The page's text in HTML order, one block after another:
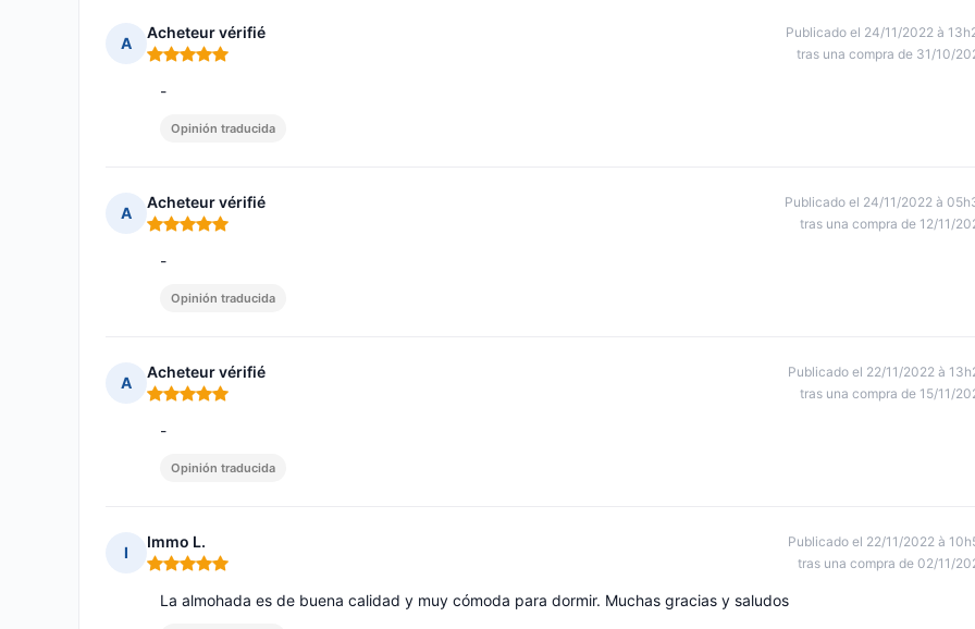
A
Acheteur vérifié
Nota: 5 de 5
Publicado el 24/11/2022 à
tras una compra de 31/10/
-
Opinión traducida
A
Acheteur vérifié
Nota: 5 de 5
Publicado el 24/11/2022 à
tras una compra de 12/11/
-
Opinión traducida
A
Acheteur vérifié
Nota: 5 de 5
Publicado el 22/11/2022 à
tras una compra de 15/11/
-
Opinión traducida
I
Immo L.
Nota: 5 de 5
Publicado el 22/11/2022 à
tras una compra de 02/11/
La almohada es de buena calidad y muy cómoda para dormir. Muchas gracias y saludos